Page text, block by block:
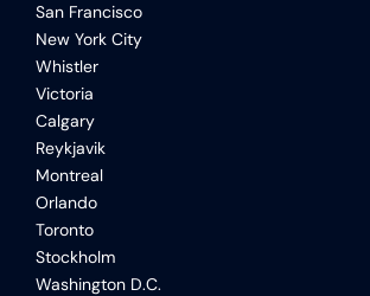
San Francisco
New York City
Whistler
Victoria
Calgary
Reykjavik
Montreal
Orlando
Toronto
Stockholm
Washington D.C.